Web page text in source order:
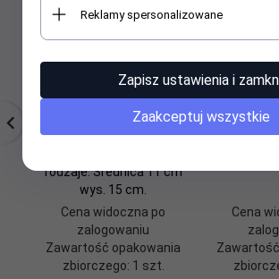
Drzewko szczęścia. Ok.
50 kamieni
rodzaje. Średnica 11 cm
wys. 15 cm.
Cena widoczna po
zalogowaniu
Zawartość opakowania
zbiorczego: 1 szt.
Cena
Reklamy spersonalizowane
Zapisz ustawienia i
Zaakceptuj wszystkie